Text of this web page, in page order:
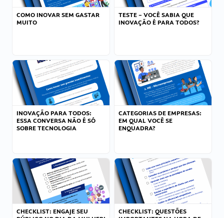
COMO INOVAR SEM GASTAR
MUITO
TESTE – VOCÊ SABIA QUE
INOVAÇÃO É PARA TODOS?
INOVAÇÃO PARA TODOS:
ESSA CONVERSA NÃO É SÓ
SOBRE TECNOLOGIA
CATEGORIAS DE EMPRESAS:
EM QUAL VOCÊ SE
ENQUADRA?
CHECKLIST: ENGAJE SEU
CHECKLIST: QUESTÕES